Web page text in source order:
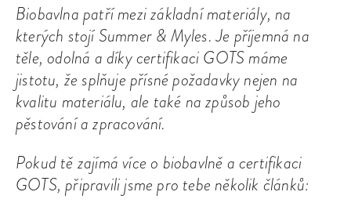
Biobavlna patří mezi základní materiály, na
kterých stojí Summer & Myles. Je příjemná na
těle, odolná a díky certifikaci GOTS máme
jistotu, že splňuje přísné požadavky nejen na
kvalitu materiálu, ale také na způsob jeho
pěstování a zpracování.
Pokud tě zajímá více o biobavlně a certifikaci
GOTS, připravili jsme pro tebe několik článků: